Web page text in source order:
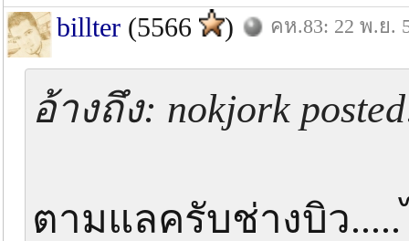
billter (5566 ) คห.83: 22 พ.ย.
อ้างถึง: nokjork
ตามแลครับช่างบิว.....